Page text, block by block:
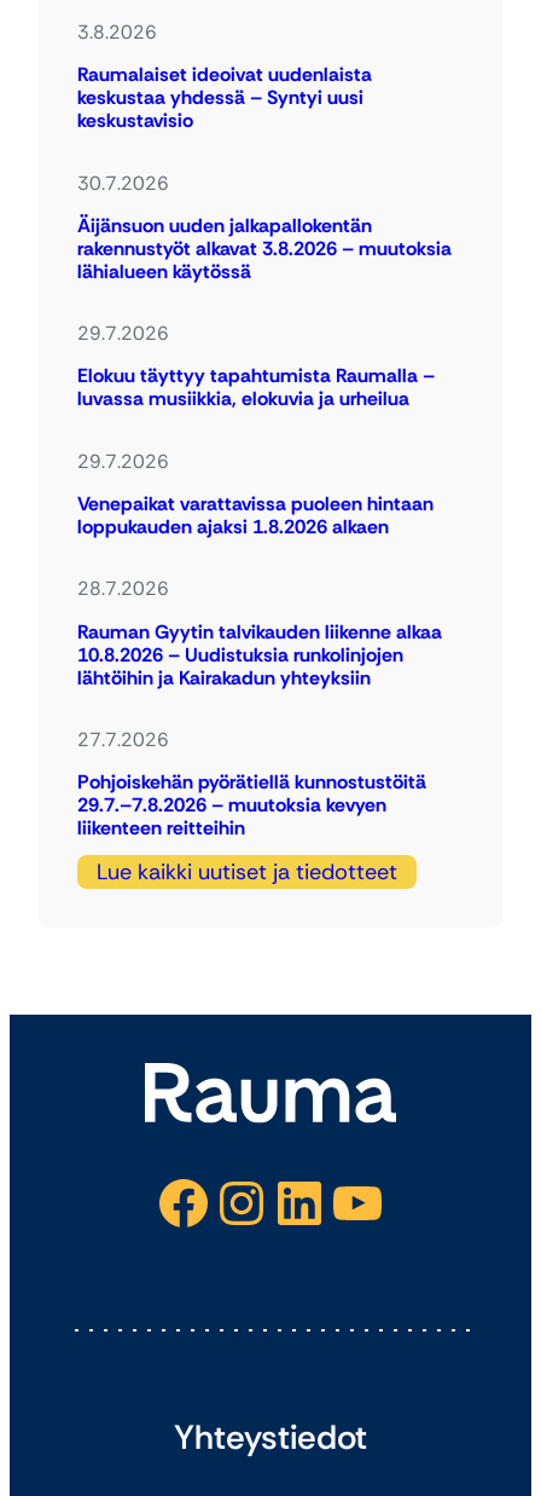
3.8.2026
Raumalaiset ideoivat uudenlaista
keskustaa yhdessä – Syntyi uusi
keskustavisio
30.7.2026
Äijänsuon uuden jalkapallokentän
rakennustyöt alkavat 3.8.2026 – muutoksia
lähialueen käytössä
29.7.2026
Elokuu täyttyy tapahtumista Raumalla –
luvassa musiikkia, elokuvia ja urheilua
29.7.2026
Venepaikat varattavissa puoleen hintaan
loppukauden ajaksi 1.8.2026 alkaen
28.7.2026
Rauman Gyytin talvikauden liikenne alkaa
10.8.2026 – Uudistuksia runkolinjojen
lähtöihin ja Kairakadun yhteyksiin
27.7.2026
Pohjoiskehän pyörätiellä kunnostustöitä
29.7.–7.8.2026 – muutoksia kevyen
liikenteen reitteihin
Lue kaikki uutiset ja tiedotteet
Facebook Instagram LinkedIn YouTube
Yhteystiedot